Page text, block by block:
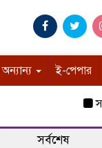
অন্যান্য ই-পেপার
সর্বশেষ